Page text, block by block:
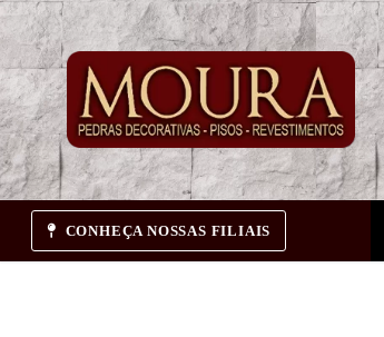
Pular
para
conteúdo
CONHEÇA NOSSAS FILIAIS